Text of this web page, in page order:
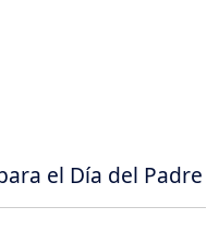
el Día del Padre